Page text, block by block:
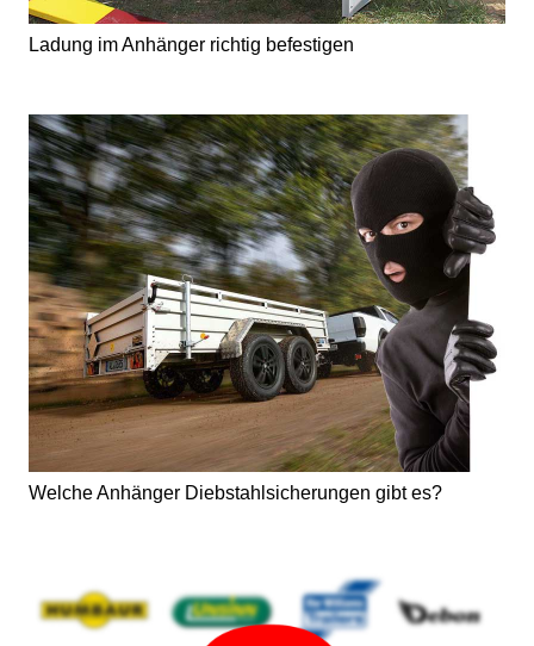
Ladung im Anhänger richtig befestigen
Welche Anhänger Diebstahlsicherungen gibt es?